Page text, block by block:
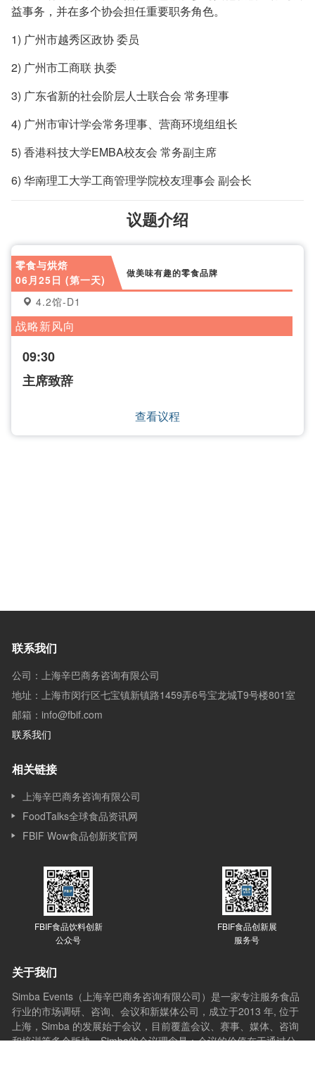
益事务，并在多个协会担任重要职务角色。
1) 广州市越秀区政协 委员
2) 广州市工商联 执委
3) 广东省新的社会阶层人士联合会 常务理事
4) 广州市审计学会常务理事、营商环境组组长
5) 香港科技大学EMBA校友会 常务副主席
6) 华南理工大学工商管理学院校友理事会 副会长
议题介绍
零食与烘焙
06月25日 (第一天)
做美味有趣的零食品牌
4.2馆-D1
战略新风向
09:30
主席致辞
查看议程
联系我们
公司：上海辛巴商务咨询有限公司
地址：上海市闵行区七宝镇新镇路1459弄6号宝龙城T9号楼801室
邮箱：info@fbif.com
联系我们
相关链接
上海辛巴商务咨询有限公司
FoodTalks全球食品资讯网
FBIF Wow食品创新奖官网
FBIF食品饮料创新
公众号
FBIF食品创新展
服务号
关于我们
Simba Events（上海辛巴商务咨询有限公司）是一家专注服务食品
行业的市场调研、咨询、会议和新媒体公司，成立于2013 年, 位于
上海，Simba 的发展始于会议，目前覆盖会议、赛事、媒体、咨询
和培训等多个版块。Simba的会议理念是：会议的价值在于通过分